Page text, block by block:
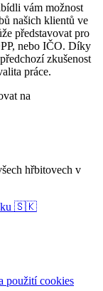
vám možnost
našich klientů ve
představovat pro
nebo IČO. Díky
zkušenost
práce.
na
hřbitovech v
🇸🇰
použití cookies